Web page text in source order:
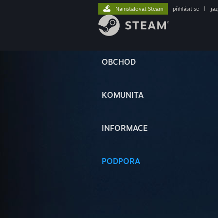
OBCHOD
KOMUNITA
INFORMACE
PODPORA
Nainstalovat Steam přihlásit se